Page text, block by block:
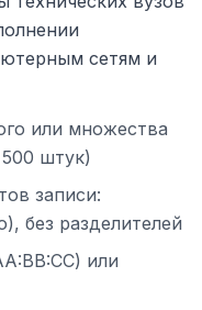
сетям и
или множества
штук)
записи:
без разделителей
или